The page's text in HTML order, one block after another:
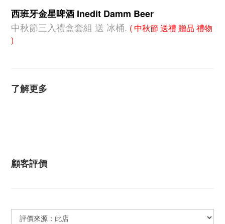
西班牙金星啤酒 Inedit Damm Beer
中秋節三入禮盒套組 送 冰桶. ( 中秋節 送禮 贈品 禮物
)
了解更多
顧客評價